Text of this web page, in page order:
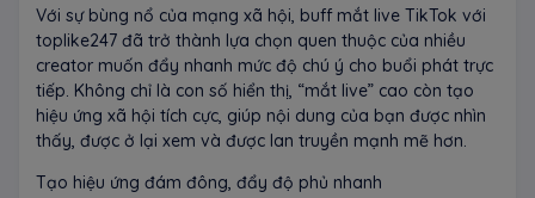
Với sự bùng nổ của mạng xã hội, buff mắt live TikTok với
toplike247 đã trở thành lựa chọn quen thuộc của nhiều
creator muốn đẩy nhanh mức độ chú ý cho buổi phát trực
tiếp. Không chỉ là con số hiển thị, “mắt live” cao còn tạo
hiệu ứng xã hội tích cực, giúp nội dung của bạn được nhìn
thấy, được ở lại xem và được lan truyền mạnh mẽ hơn.
Tạo hiệu ứng đám đông, đẩy độ phủ nhanh